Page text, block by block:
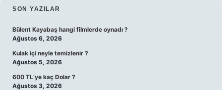
SIDEBAR
SON YAZILAR
Bülent Kayabaş hangi filmlerde oynadı ?
Ağustos 6, 2026
Kulak içi neyle temizlenir ?
Ağustos 5, 2026
600 TL’ye kaç Dolar ?
Ağustos 3, 2026